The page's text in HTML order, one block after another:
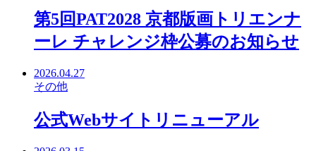
第5回PAT2028 京都版画トリエンナ
ーレ チャレンジ枠公募のお知らせ
2026.04.27
その他
公式Webサイトリニューアル